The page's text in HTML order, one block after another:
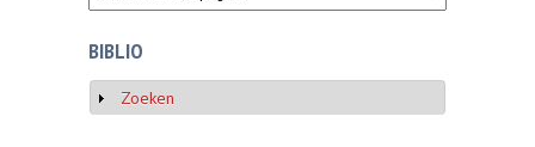
BIBLIO
Weergeven
Zoeken